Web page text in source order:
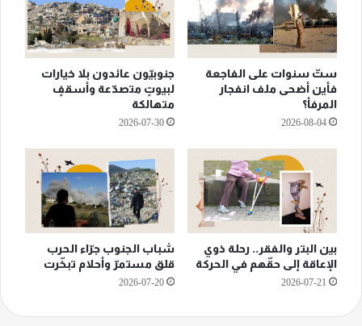
ستّ سنوات على الفاجعة
فأين أضحى ملف انفجار
المرفأ؟
2026-08-04
جنوبيّون عائدون بلا خيارات
لبيوتٍ متصدّعة وأسقفٍ
متهالكة
2026-07-30
بين البتر والفقر.. رحلة ذوي
الإعاقة إلى حقّهم في الحركة
2026-07-21
شباب الجنوب جرّاء الحرب
قلق مستمرّ وأحلام تبخّرت
2026-07-20